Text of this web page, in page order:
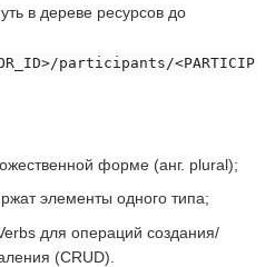
в дереве ресурсов до
participants/<PARTICIP
форме (анг. plural);
элементы одного типа;
для операций создания/
(CRUD).